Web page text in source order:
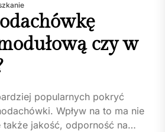
czy w
popularnych pokryć
Wpływ na to ma nie
jakość, odporność na